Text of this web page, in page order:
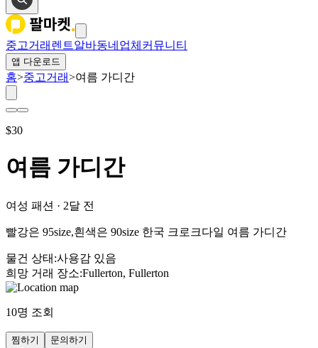
중고거래 렌트알바동네업체 커뮤니티
앱 다운로드
홈>중고거래>여름 가디간
$30
여름 가디간
여성 패션 · 2달 전
빨강은 95size,흰색은 90size 한국 크로크다일 여름 가디간
물건 상태 :사용감 있음
희망 거래 장소:Fullerton, Fullerton
10명 조회
찜하기 문의하기